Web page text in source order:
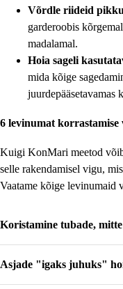
Võrdle riideid
garderoobis
madalamal.
Hoia sageli
mida kõige
juurdepääsetavamas
6 levinumat
Kuigi KonMari meetod
selle rakendamisel vigu,
Vaatame kõige levinumaid
Koristamine tubade,
võimalda Sul näha kõiki Sulle
Asjade "igaks juhuks"